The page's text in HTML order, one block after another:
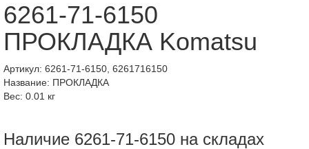
6261-71-6150
ПРОКЛАДКА Komatsu
Артикул: 6261-71-6150, 6261716150
Название: ПРОКЛАДКА
Вес: 0.01 кг
Наличие 6261-71-6150 на складах